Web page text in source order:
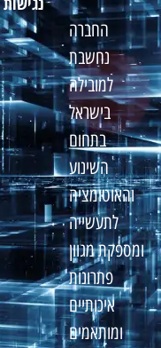
החברה
נחשבת
למובילה
בישראל
בתחום
השינוע
והאוטומציה
לתעשייה
ומספקת מגוון
פתרונות
איכותיים
ומותאמים